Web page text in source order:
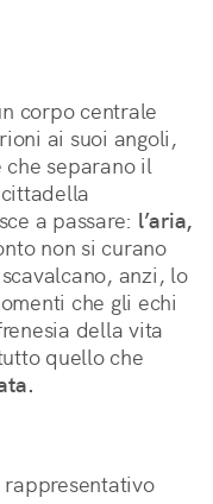
corpo centrale
ai suoi angoli,
che separano il
a passare: l’aria,
non si curano
anzi, lo
che gli echi
della vita
quello che